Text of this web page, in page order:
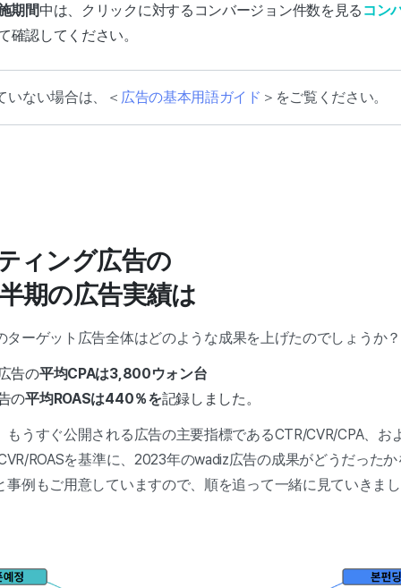
期間中は、クリックに対するコンバージョン件数を見る コン
確認してください。
いない場合は、＜ 広告の基本用語ガイド ＞をご覧ください。
ィング広告の
期の広告実績は
ターゲット広告全体はどのような成果を上げたのでしょうか？
告の平均CPAは3,800ウォン台
の平均ROASは440％を記録しました。
うすぐ公開される広告の主要指標であるCTR/CVR/CPA、お
ROASを基準に、2023年のwadiz広告の成果がどうだった
事例もご用意していますので、順を追って一緒に見ていきま